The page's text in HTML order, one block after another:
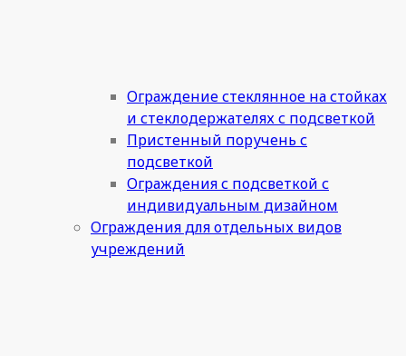
Ограждение стеклянное на стойках
и стеклодержателях с подсветкой
Пристенный поручень с
подсветкой
Ограждения с подсветкой с
индивидуальным дизайном
Ограждения для отдельных видов
учреждений